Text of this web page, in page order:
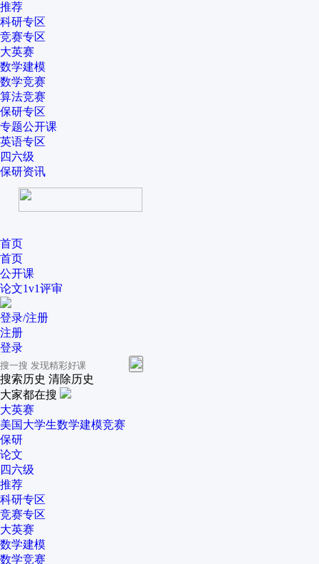
推荐
科研专区
竞赛专区
大英赛
数学建模
数学竞赛
算法竞赛
保研专区
专题公开课
英语专区
四六级
保研资讯
首页
首页
公开课
论文1v1评审
登录/注册
注册
登录
搜索历史 清除历史
大家都在搜
大英赛
美国大学生数学建模竞赛
保研
论文
四六级
推荐
科研专区
竞赛专区
大英赛
数学建模
数学竞赛